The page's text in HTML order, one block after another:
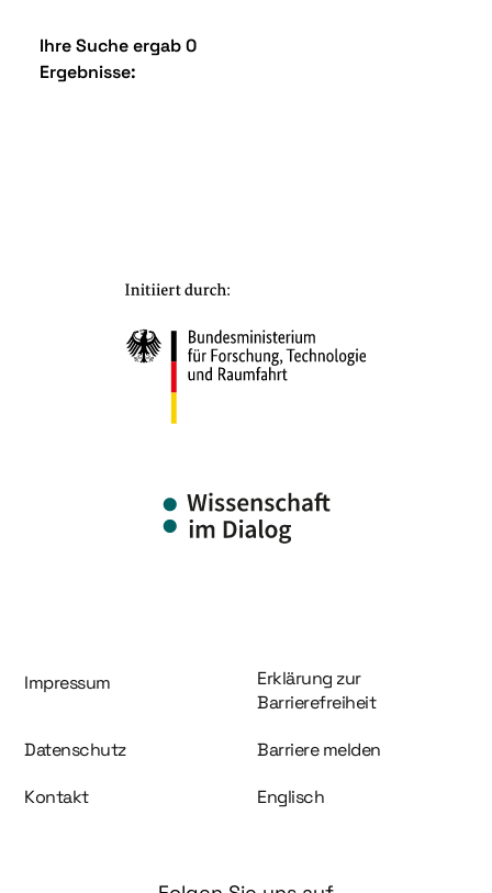
Ihre Suche ergab 0
Ergebnisse:
Information und Service
Impressum
Erklärung zur
Barrierefreiheit
Datenschutz Barriere melden
Kontakt Englisch